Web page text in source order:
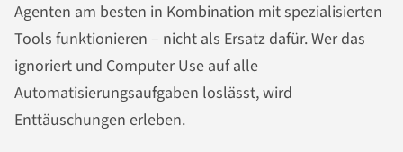
Agenten am besten in Kombination mit spezialisierten
Tools funktionieren – nicht als Ersatz dafür. Wer das
ignoriert und Computer Use auf alle
Automatisierungsaufgaben loslässt, wird
Enttäuschungen erleben.